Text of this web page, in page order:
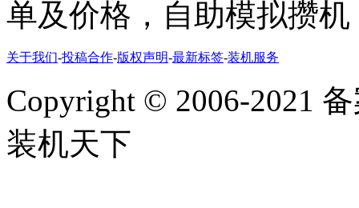
单及价格，自助模拟攒机
关于我们-投稿合作-版权声明-最新标签-装机服务
Copyright © 2006-2021
装机天下